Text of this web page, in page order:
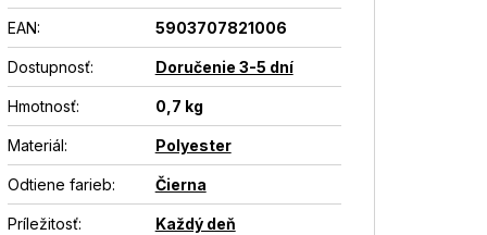
EAN: 5903707821006
Dostupnosť: Doručenie 3-5 dní
Hmotnosť: 0,7 kg
Materiál: Polyester
Odtiene farieb: Čierna
Príležitosť: Každý deň